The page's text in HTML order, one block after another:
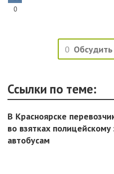
0
0
Ссылки по теме:
В Красноярске
во взятках
автобусам